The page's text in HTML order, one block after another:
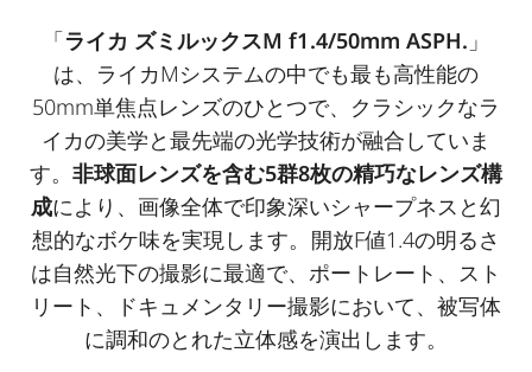
「ライカ ズミルックスM f1.4/50mm ASPH. 」
は、ライカMシステムの中でも最も高性能の
50mm単焦点レンズのひとつで、クラシックなラ
イカの美学と最先端の光学技術が融合していま
す。 非球面レンズを含む5群8枚の精巧なレンズ構
成により、画像全体で印象深いシャープネスと幻
想的なボケ味を実現します。開放F値1.4の明るさ
は自然光下の撮影に最適で、ポートレート、スト
リート、ドキュメンタリー撮影において、被写体
に調和のとれた立体感を演出します。